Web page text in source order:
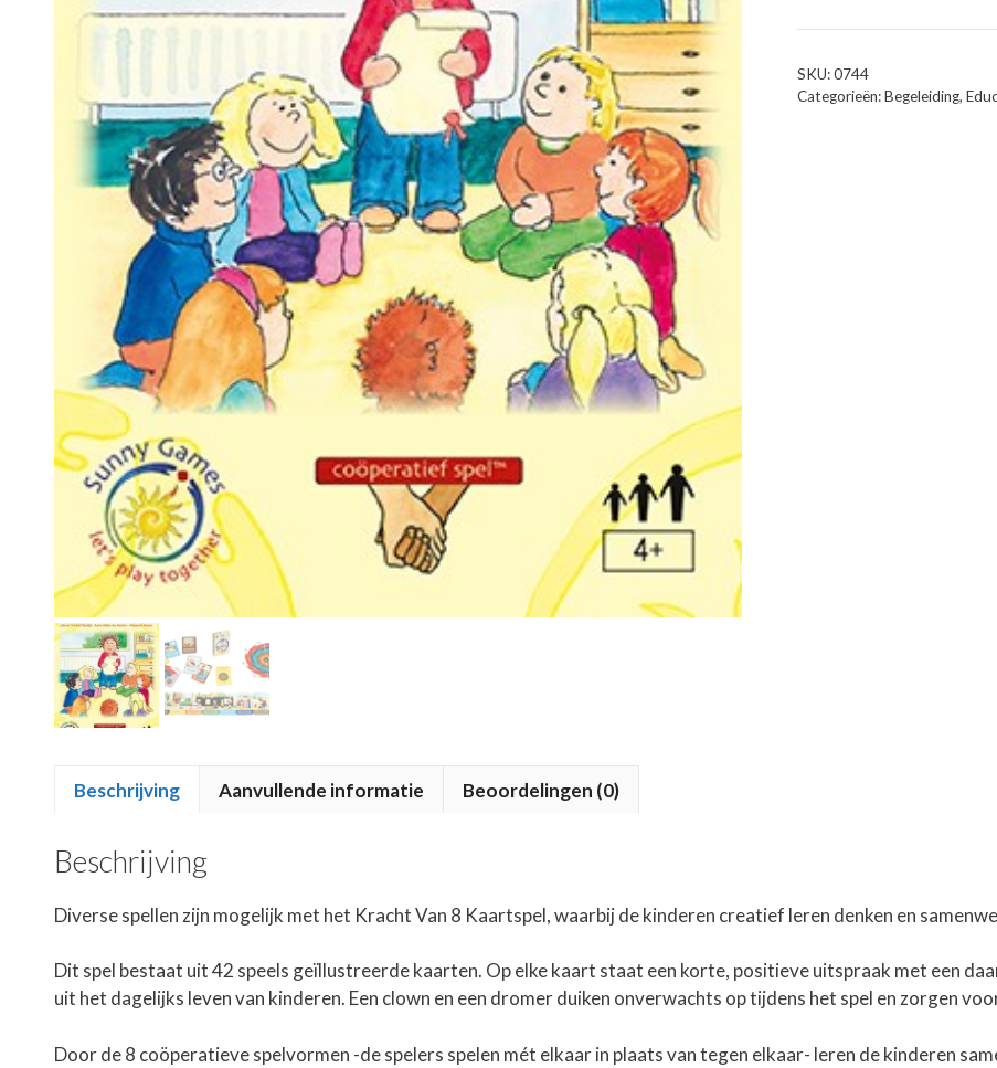
SKU:0744
Categorieën:Begeleiding,
Beschrijving Aanvullende informatie Beoordelingen (0)
Beschrijving
Diverse spellen zijn mogelijk met het Kracht Van 8 Kaartspel, waarbij de kinderen creatief leren denken en
Dit spel bestaat uit 42 speels geïllustreerde kaarten. Op elke kaart staat een korte, positieve uitspraak met een
uit het dagelijks leven van kinderen. Een clown en een dromer duiken onverwachts op tijdens het spel en zorgen
Door de 8 coöperatieve spelvormen -de spelers spelen mét elkaar in plaats van tegen elkaar- leren de kinderen